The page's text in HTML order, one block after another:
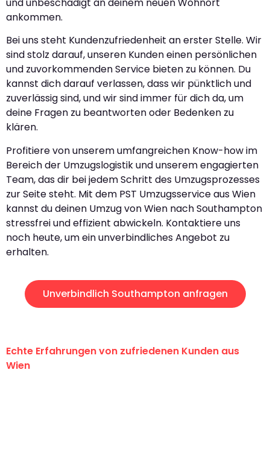
ankommen.
Bei uns steht Kundenzufriedenheit an erster Stelle. Wir
sind stolz darauf, unseren Kunden einen persönlichen
und zuvorkommenden Service bieten zu können. Du
kannst dich darauf verlassen, dass wir pünktlich und
zuverlässig sind, und wir sind immer für dich da, um
deine Fragen zu beantworten oder Bedenken zu
klären.
Profitiere von unserem umfangreichen Know-how im
Bereich der Umzugslogistik und unserem engagierten
Team, das dir bei jedem Schritt des Umzugsprozesses
zur Seite steht. Mit dem PST Umzugsservice aus Wien
kannst du deinen Umzug von Wien nach Southampton
stressfrei und effizient abwickeln. Kontaktiere uns
noch heute, um ein unverbindliches Angebot zu
erhalten.
Unverbindlich Southampton anfragen
Echte Erfahrungen von zufriedenen Kunden aus
Wien